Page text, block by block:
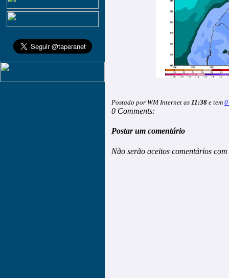
Postado por WM Internet as 11:38 e tem 0
0 Comments:
Postar um comentário
Não serão aceitos comentários